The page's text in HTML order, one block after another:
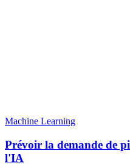
Machine Learning
Prévoir la demande de
l'IA